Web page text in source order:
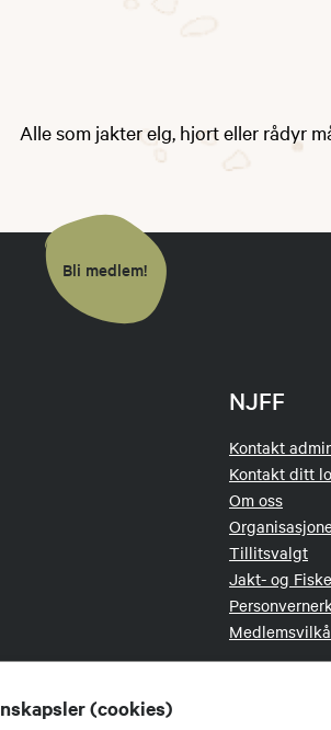
(cookies)
Alle som jakter elg, hjort eller rådyr
Bli medlem!
NJFF
Kontakt
Kontakt ditt
Om oss
Tillitsvalgt
Jakt- og